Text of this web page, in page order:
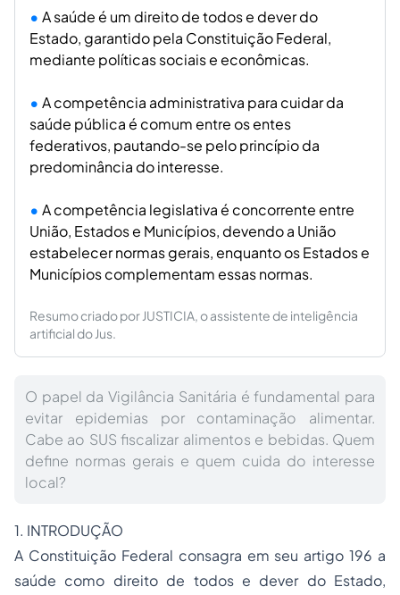
A saúde é um direito de todos e dever do
Estado, garantido pela Constituição Federal,
mediante políticas sociais e econômicas.
A competência administrativa para cuidar da
saúde pública é comum entre os entes
federativos, pautando-se pelo princípio da
predominância do interesse.
A competência legislativa é concorrente entre
União, Estados e Municípios, devendo a União
estabelecer normas gerais, enquanto os Estados e
Municípios complementam essas normas.
Resumo criado por JUSTICIA, o assistente de inteligência
artificial do Jus.
O papel da Vigilância Sanitária é fundamental para
evitar epidemias por contaminação alimentar.
Cabe ao SUS fiscalizar alimentos e bebidas. Quem
define normas gerais e quem cuida do interesse
local?
1. INTRODUÇÃO
A Constituição Federal consagra em seu artigo 196 a
saúde como direito de todos e dever do Estado,